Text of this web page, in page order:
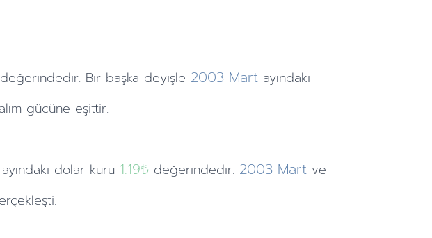
değerindedir. Bir başka deyişle 2003 Mart ayındaki
gücüne eşittir.
ayındaki dolar kuru 1.19₺ değerindedir. 2003 Mart ve